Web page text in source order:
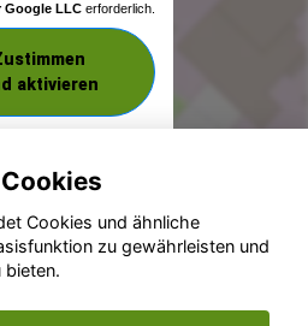
Google LLC erforderlich.
aktivieren
GmbH 2020 - 2026
Cookies und ähnliche
zu gewährleisten und
bieten.